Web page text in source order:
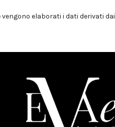
vengono elaborati i dati derivati